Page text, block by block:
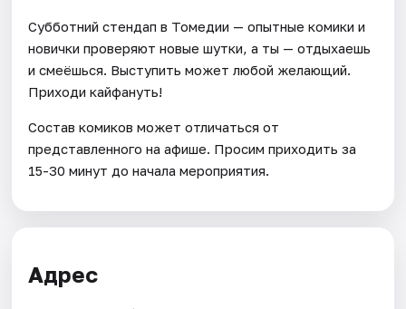
Субботний стендап в Томедии — опытные комики и
новички проверяют новые шутки, а ты — отдыхаешь
и смеёшься. Выступить может любой желающий.
Приходи кайфануть!
Состав комиков может отличаться от
представленного на афише. Просим приходить за
15-30 минут до начала мероприятия.
Адрес